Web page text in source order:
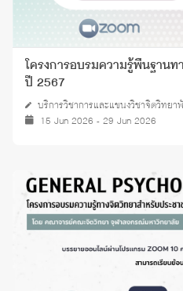
โครงการอบรมความรู้พื้นฐาน
ปี 2567
บริการวิชาการและแขนงวิชาจิตวิทย
15 Jun 2026 - 29 Jun 2026